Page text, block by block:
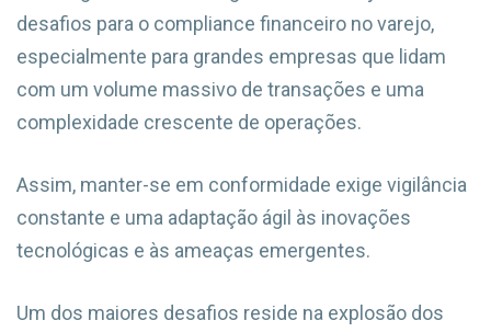
desafios para o compliance financeiro no varejo,
especialmente para grandes empresas que lidam
com um volume massivo de transações e uma
complexidade crescente de operações.
Assim, manter-se em conformidade exige vigilância
constante e uma adaptação ágil às inovações
tecnológicas e às ameaças emergentes.
Um dos maiores desafios reside na explosão dos